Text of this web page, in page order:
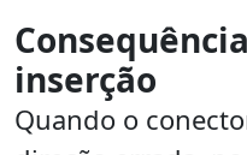
inserção
Quando o